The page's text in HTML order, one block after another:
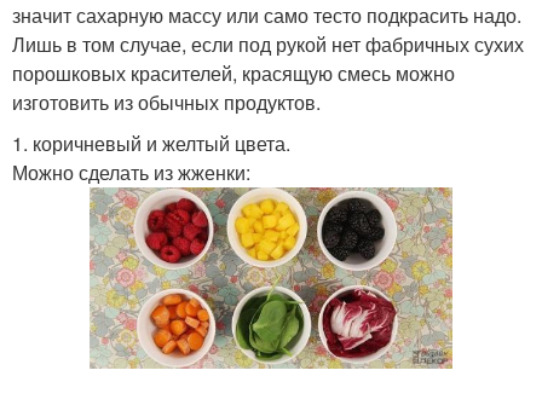
значит сахарную массу или само тесто подкрасить надо.
Лишь в том случае, если под рукой нет фабричных сухих
порошковых красителей, красящую смесь можно
изготовить из обычных продуктов.
1. коричневый и желтый цвета.
Можно сделать из жженки: